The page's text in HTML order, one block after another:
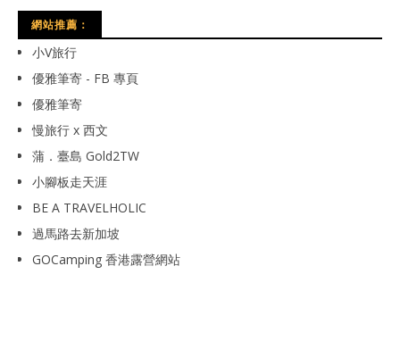
網站推薦：
小V旅行
優雅筆寄 - FB 專頁
優雅筆寄
慢旅行 x 西文
蒲．臺島 Gold2TW
小腳板走天涯
BE A TRAVELHOLIC
過馬路去新加坡
GOCamping 香港露營網站